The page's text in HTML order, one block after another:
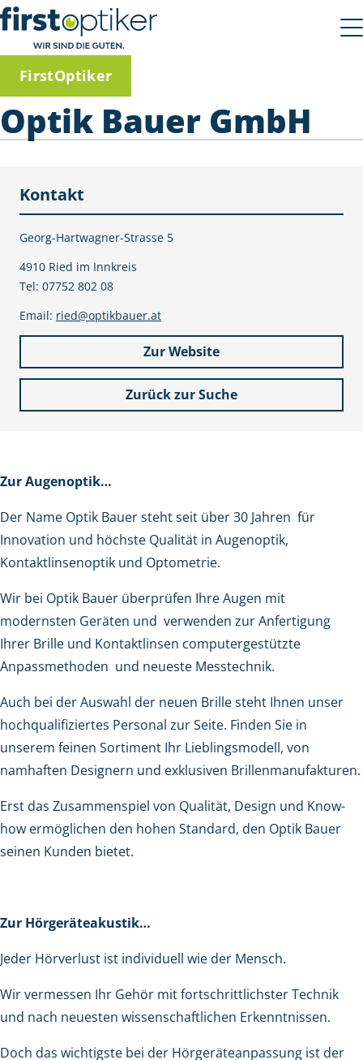
FirstOptiker
Optik Bauer GmbH
Kontakt
Georg-Hartwagner-Strasse 5
4910 Ried im Innkreis
Tel: 07752 802 08
Email: ried@optikbauer.at
Zur Website
Zurück zur Suche
Zur Augenoptik…
Der Name Optik Bauer steht seit über 30 Jahren für
Innovation und höchste Qualität in Augenoptik,
Kontaktlinsenoptik und Optometrie.
Wir bei Optik Bauer überprüfen Ihre Augen mit
modernsten Geräten und verwenden zur Anfertigung
Ihrer Brille und Kontaktlinsen computergestützte
Anpassmethoden und neueste Messtechnik.
Auch bei der Auswahl der neuen Brille steht Ihnen unser
hochqualifiziertes Personal zur Seite. Finden Sie in
unserem feinen Sortiment Ihr Lieblingsmodell, von
namhaften Designern und exklusiven Brillenmanufakturen.
Erst das Zusammenspiel von Qualität, Design und Know-
how ermöglichen den hohen Standard, den Optik Bauer
seinen Kunden bietet.
Zur Hörgeräteakustik…
Jeder Hörverlust ist individuell wie der Mensch.
Wir vermessen Ihr Gehör mit fortschrittlichster Technik
und nach neuesten wissenschaftlichen Erkenntnissen.
Doch das wichtigste bei der Hörgeräteanpassung ist der